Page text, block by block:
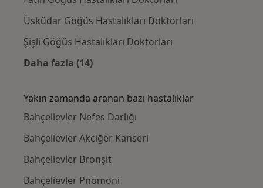
Üsküdar Göğüs Hastalıkları Doktorları
Şişli Göğüs Hastalıkları Doktorları
Daha fazla (14)
Yakın zamanda aranan bazı hastalıklar
Bahçelievler Nefes Darlığı
Bahçelievler Akciğer Kanseri
Bahçelievler Bronşit
Bahçelievler Pnömoni